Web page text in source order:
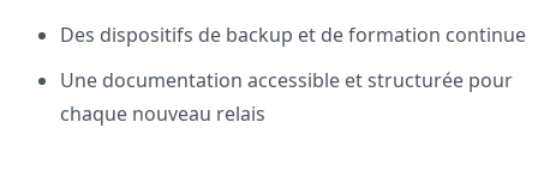
Des dispositifs de backup et de formation continue
Une documentation accessible et structurée pour
chaque nouveau relais